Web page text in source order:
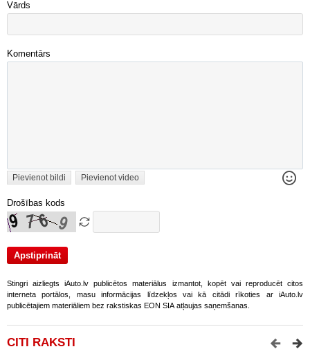
Vārds
Komentārs
Pievienot bildi Pievienot video
Drošības kods
Stingri aizliegts iAuto.lv publicētos materiālus izmantot, kopēt vai reproducēt citos
interneta portālos, masu informācijas līdzekļos vai kā citādi rīkoties ar iAuto.lv
publicētajiem materiāliem bez rakstiskas EON SIA atļaujas saņemšanas.
CITI RAKSTI